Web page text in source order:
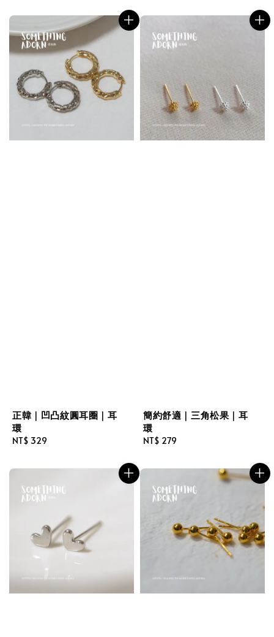
正韓｜凹凸紋圓耳圈｜耳
環
Regular
NT$ 329
簡約舒適｜三角松果｜耳
環
Regular
NT$ 279